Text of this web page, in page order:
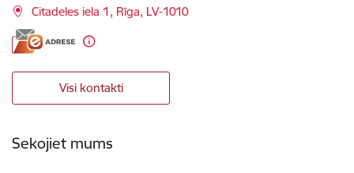
Citadeles iela 1, Rīga, LV-1010
Visi kontakti
Sekojiet mums